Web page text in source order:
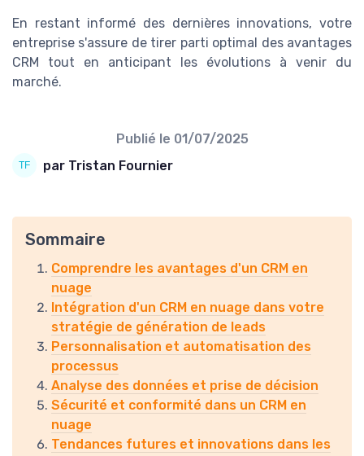
En restant informé des dernières innovations, votre
entreprise s'assure de tirer parti optimal des avantages
CRM tout en anticipant les évolutions à venir du
marché.
Publié le 01/07/2025
par Tristan Fournier
Sommaire
Comprendre les avantages d'un CRM en
nuage
Intégration d'un CRM en nuage dans votre
stratégie de génération de leads
Personnalisation et automatisation des
processus
Analyse des données et prise de décision
Sécurité et conformité dans un CRM en
nuage
Tendances futures et innovations dans les